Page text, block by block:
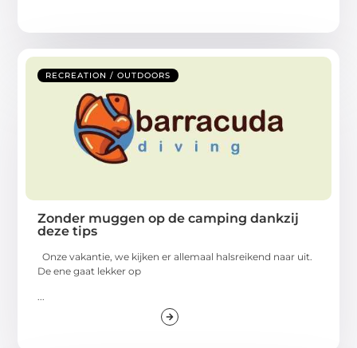
RECREATION / OUTDOORS
Zonder muggen op de camping dankzij
deze tips
Onze vakantie, we kijken er allemaal halsreikend naar uit.
De ene gaat lekker op
...